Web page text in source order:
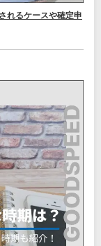
れるケースや確定申